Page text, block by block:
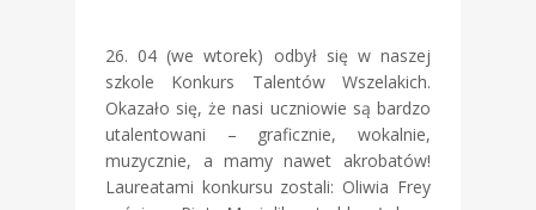
26. 04 (we wtorek) odbył się w naszej
szkole Konkurs Talentów Wszelakich.
Okazało się, że nasi uczniowie są bardzo
utalentowani – graficznie, wokalnie,
muzycznie, a mamy nawet akrobatów!
Laureatami konkursu zostali: Oliwia Frey